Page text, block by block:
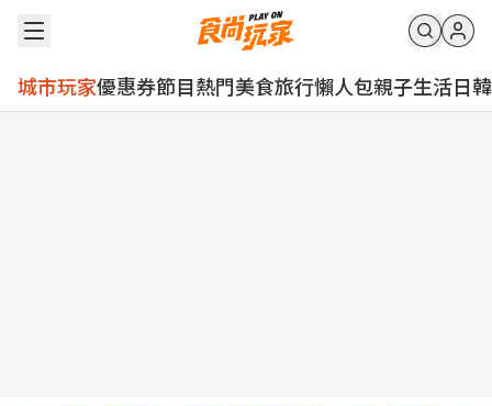
城市玩家優惠券節目熱門美食旅行懶人包親子生活日韓